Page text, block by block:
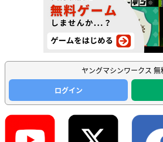
ヤングマシンワークス 無
ログイン